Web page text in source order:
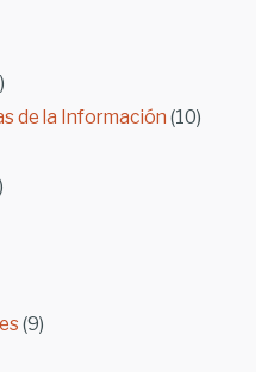
de la Información (10)
(9)